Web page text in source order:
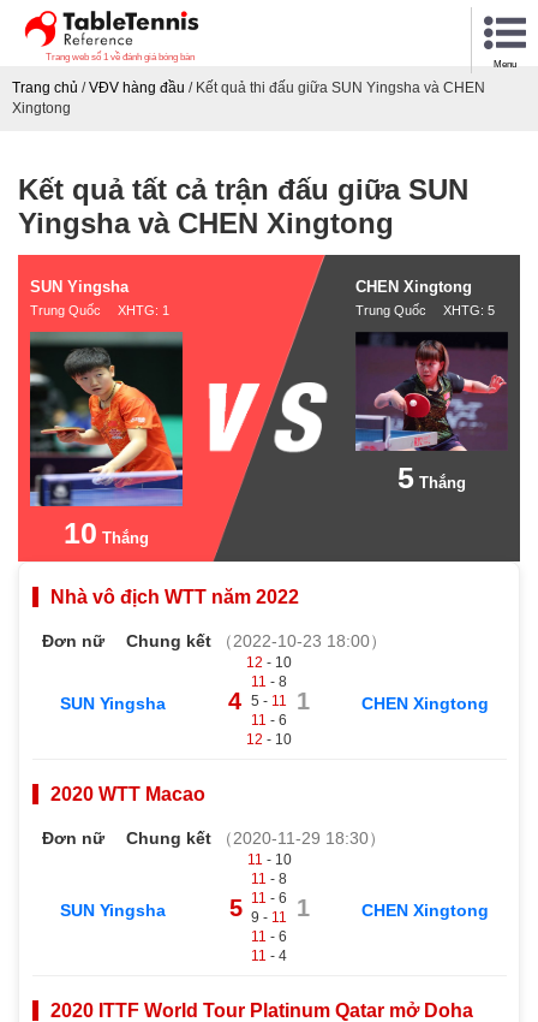
Trang web số 1 về đánh giá bóng bàn
Menu
Trang chủ /VĐV hàng đầu / Kết quả thi đấu giữa SUN Yingsha và CHEN
Xingtong
Kết quả tất cả trận đấu giữa SUN
Yingsha và CHEN Xingtong
SUN Yingsha
Trung Quốc XHTG: 1
10 Thắng
CHEN Xingtong
Trung Quốc XHTG: 5
5Thắng
Nhà vô địch WTT năm 2022
Đơn nữ Chung kết （2022-10-23 18:00）
SUN Yingsha 4
12 - 10
11 - 8
5 - 11
11 - 6
12 - 10
1 CHEN Xingtong
2020 WTT Macao
Đơn nữ Chung kết （2020-11-29 18:30）
SUN Yingsha 5
11 - 10
11 - 8
11 - 6
9 - 11
11 - 6
11 - 4
1 CHEN Xingtong
2020 ITTF World Tour Platinum Qatar mở Doha